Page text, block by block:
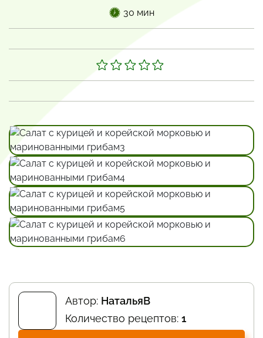
30 мин
Автор: НатальяВ
Количество рецептов: 1